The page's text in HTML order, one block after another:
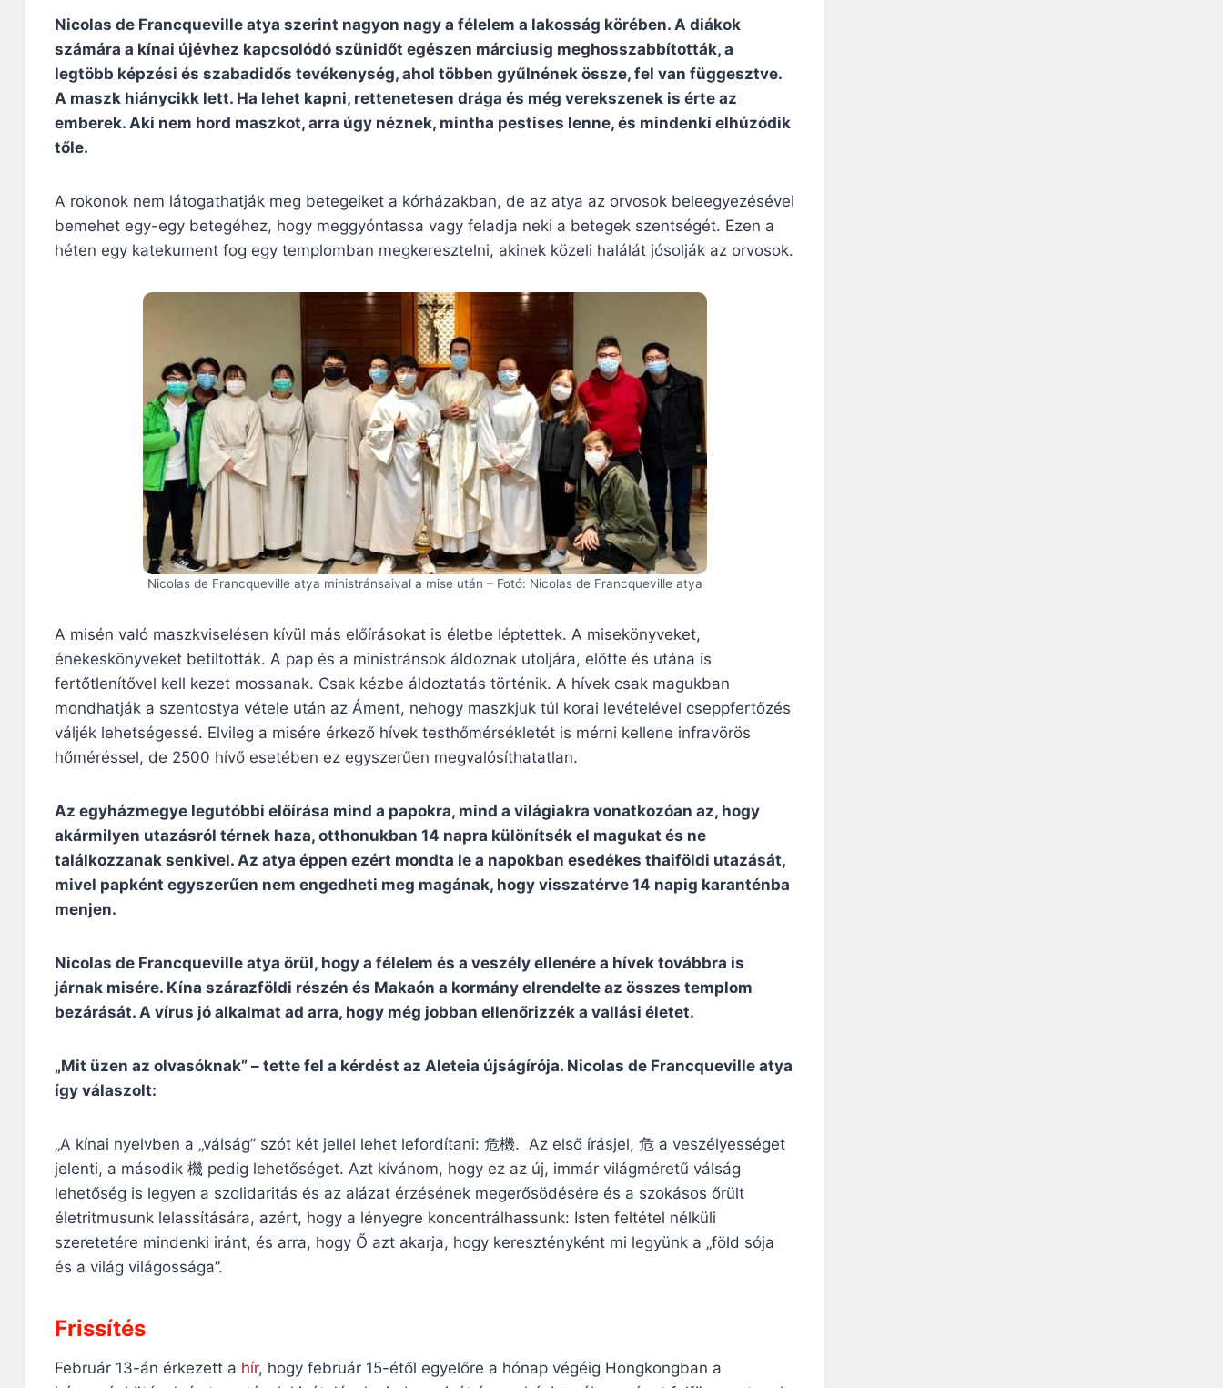
Nicolas de Francqueville atya szerint nagyon nagy a félelem a lakosság körében. A diákok
számára a kínai újévhez kapcsolódó szünidőt egészen márciusig meghosszabbították, a
legtöbb képzési és szabadidős tevékenység, ahol többen gyűlnének össze, fel van függesztve.
A maszk hiánycikk lett. Ha lehet kapni, rettenetesen drága és még verekszenek is érte az
emberek. Aki nem hord maszkot, arra úgy néznek, mintha pestises lenne, és mindenki elhúzódik
tőle.
A rokonok nem látogathatják meg betegeiket a kórházakban, de az atya az orvosok beleegyezésével
bemehet egy-egy betegéhez, hogy meggyóntassa vagy feladja neki a betegek szentségét. Ezen a
héten egy katekument fog egy templomban megkeresztelni, akinek közeli halálát jósolják az orvosok.
Nicolas de Francqueville atya ministránsaival a mise után – Fotó: Nicolas de Francqueville atya
A misén való maszkviselésen kívül más előírásokat is életbe léptettek. A misekönyveket,
énekeskönyveket betiltották. A pap és a ministránsok áldoznak utoljára, előtte és utána is
fertőtlenítővel kell kezet mossanak. Csak kézbe áldoztatás történik. A hívek csak magukban
mondhatják a szentostya vétele után az Áment, nehogy maszkjuk túl korai levételével cseppfertőzés
váljék lehetségessé. Elvileg a misére érkező hívek testhőmérsékletét is mérni kellene infravörös
hőméréssel, de 2500 hívő esetében ez egyszerűen megvalósíthatatlan.
Az egyházmegye legutóbbi előírása mind a papokra, mind a világiakra vonatkozóan az, hogy
akármilyen utazásról térnek haza, otthonukban 14 napra különítsék el magukat és ne
találkozzanak senkivel. Az atya éppen ezért mondta le a napokban esedékes thaiföldi utazását,
mivel papként egyszerűen nem engedheti meg magának, hogy visszatérve 14 napig karanténba
menjen.
Nicolas de Francqueville atya örül, hogy a félelem és a veszély ellenére a hívek továbbra is
járnak misére. Kína szárazföldi részén és Makaón a kormány elrendelte az összes templom
bezárását. A vírus jó alkalmat ad arra, hogy még jobban ellenőrizzék a vallási életet.
„Mit üzen az olvasóknak” – tette fel a kérdést az Aleteia újságírója. Nicolas de Francqueville atya
így válaszolt:
„A kínai nyelvben a „válság” szót két jellel lehet lefordítani: 危機. Az első írásjel, 危 a veszélyességet
jelenti, a második 機 pedig lehetőséget. Azt kívánom, hogy ez az új, immár világméretű válság
lehetőség is legyen a szolidaritás és az alázat érzésének megerősödésére és a szokásos őrült
életritmusunk lelassítására, azért, hogy a lényegre koncentrálhassunk: Isten feltétel nélküli
szeretetére mindenki iránt, és arra, hogy Ő azt akarja, hogy keresztényként mi legyünk a „föld sója
és a világ világossága”.
Frissítés
Február 13-án érkezett a hír, hogy február 15-étől egyelőre a hónap végéig Hongkongban a